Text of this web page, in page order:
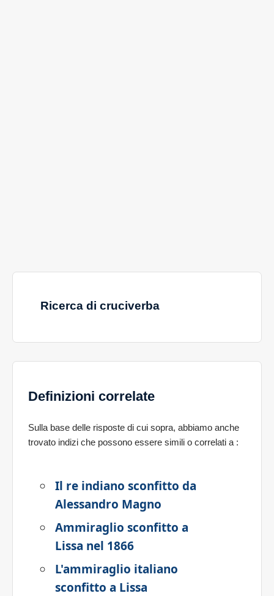
Ricerca di cruciverba
Definizioni correlate
Sulla base delle risposte di cui sopra, abbiamo anche
trovato indizi che possono essere simili o correlati a :
Il re indiano sconfitto da
Alessandro Magno
Ammiraglio sconfitto a
Lissa nel 1866
L'ammiraglio italiano
sconfitto a Lissa